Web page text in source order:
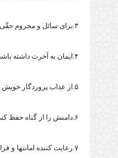
۳.برای سائل و محروم حقّی معلوم قائل شود.
۴.ایمان به آخرت داشته باشد.
۵.از عذاب پروردگار خویش بیمناک باشد.
۶.دامنش را از گناه حفظ کند.
۷.رعایت کننده امانتها و قراردادها باشد.